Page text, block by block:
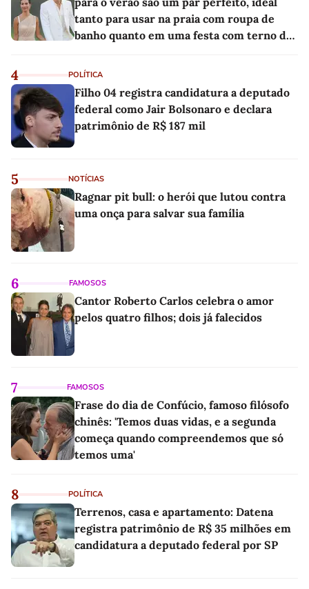
tanto para usar na praia com roupa de
banho quanto em uma festa com terno de
4 POLÍTICA
Filho 04 registra candidatura a deputado
federal como Jair Bolsonaro e declara
patrimônio de R$ 187 mil
5 NOTÍCIAS
Ragnar pit bull: o herói que lutou contra
uma onça para salvar sua família
6 FAMOSOS
Cantor Roberto Carlos celebra o amor
pelos quatro filhos; dois já falecidos
7 FAMOSOS
Frase do dia de Confúcio, famoso filósofo
chinês: 'Temos duas vidas, e a segunda
começa quando compreendemos que só
temos uma'
8 POLÍTICA
Terrenos, casa e apartamento: Datena
registra patrimônio de R$ 35 milhões em
candidatura a deputado federal por SP